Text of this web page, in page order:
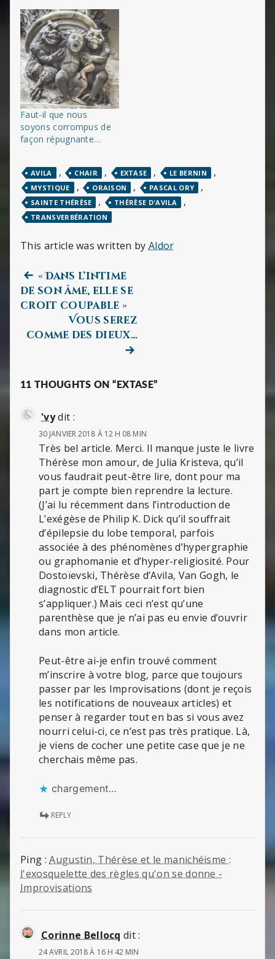
Faut-il que nous
soyons corrompus de
façon répugnante…
AVILA , CHAIR , EXTASE , LE BERNIN ,
MYSTIQUE , ORAISON , PASCAL ORY ,
SAINTE THÉRÈSE , THÉRÈSE D'AVILA ,
TRANSVERBÉRATION
This article was written by Aldor
Navigation
de
l’article
Previous
post:
« Dans l’intime
de son âme, elle se
croit coupable »
Vous serez
comme des dieux…Next
11 THOUGHTS ON “EXTASE”
'vydit :
30 JANVIER 2018 À 12 H 08 MIN
Très bel article. Merci. Il manque juste le livre
Thérèse mon amour, de Julia Kristeva, qu’il
vous faudrait peut-être lire, dont pour ma
part je compte bien reprendre la lecture.
(J’ai lu récemment dans l’introduction de
L’exégèse de Philip K. Dick qu’il souffrait
d’épilepsie du lobe temporal, parfois
associée à des phénomènes d’hypergraphie
ou graphomanie et d’hyper-religiosité. Pour
Dostoïevski, Thérèse d’Avila, Van Gogh, le
diagnostic d’ELT pourrait fort bien
s’appliquer.) Mais ceci n’est qu’une
parenthèse que je n’ai pas eu envie d’ouvrir
dans mon article.
Peut-être ai-je enfin trouvé comment
m’inscrire à votre blog, parce que toujours
passer par les Improvisations (dont je reçois
les notifications de nouveaux articles) et
penser à regarder tout en bas si vous avez
nourri celui-ci, ce n’est pas très pratique. Là,
je viens de cocher une petite case que je ne
cherchais même pas.
chargement…
REPLY
Ping :Augustin, Thérèse et le manichéisme :
l'exosquelette des règles qu'on se donne -
Improvisations
Corinne Bellocq dit :
24 AVRIL 2018 À 16 H 42 MIN